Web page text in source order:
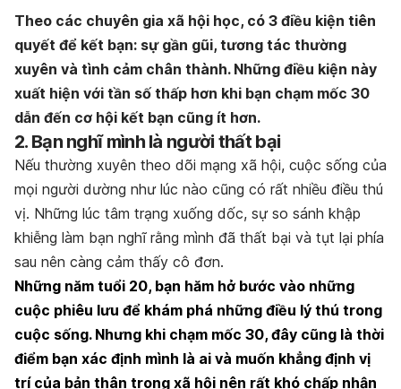
Theo các chuyên gia xã hội học, có 3 điều kiện tiên
quyết để kết bạn: sự gần gũi, tương tác thường
xuyên và tình cảm chân thành. Những điều kiện này
xuất hiện với tần số thấp hơn khi bạn chạm mốc 30
dẫn đến cơ hội kết bạn cũng ít hơn.
2. Bạn nghĩ mình là người thất bại
Nếu thường xuyên theo dõi mạng xã hội, cuộc sống của
mọi người dường như lúc nào cũng có rất nhiều điều thú
vị. Những lúc tâm trạng xuống dốc, sự so sánh khập
khiễng làm bạn nghĩ rằng mình đã thất bại và tụt lại phía
sau nên càng cảm thấy cô đơn.
Những năm tuổi 20, bạn hăm hở bước vào những
cuộc phiêu lưu để khám phá những điều lý thú trong
cuộc sống. Nhưng khi chạm mốc 30, đây cũng là thời
điểm bạn xác định mình là ai và muốn khẳng định vị
trí của bản thân trong xã hội nên rất khó chấp nhận